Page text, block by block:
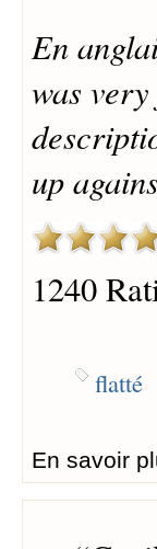
En
was
up
1240
flatté
En savoir